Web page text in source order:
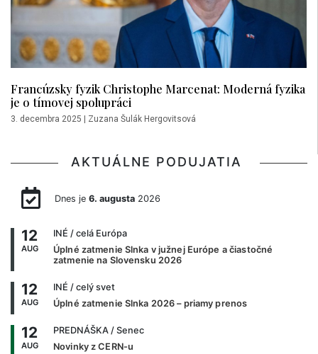
Francúzsky fyzik Christophe Marcenat: Moderná fyzika
je o tímovej spolupráci
3. decembra 2025 Zuzana Šulák Hergovitsová
AKTUÁLNE PODUJATIA
Dnes je 6. augusta2026
12
AUG
INÉ / celá Európa
Úplné zatmenie Slnka v južnej Európe a čiastočné
zatmenie na Slovensku 2026
12
AUG
INÉ / celý svet
Úplné zatmenie Slnka 2026 – priamy prenos
12
AUG
PREDNÁŠKA / Senec
Novinky z CERN-u